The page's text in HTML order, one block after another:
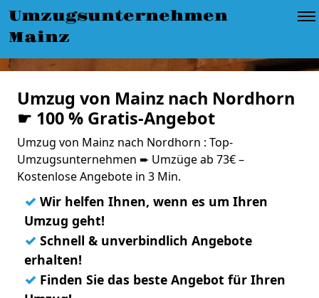
Umzugsunternehmen
Mainz
Umzug von Mainz nach Nordhorn
☛ 100 % Gratis-Angebot
Umzug von Mainz nach Nordhorn : Top-
Umzugsunternehmen ➨ Umzüge ab 73€ –
Kostenlose Angebote in 3 Min.
✓ Wir helfen Ihnen, wenn es um Ihren
Umzug geht!
✓ Schnell & unverbindlich Angebote
erhalten!
✓ Finden Sie das beste Angebot für Ihren